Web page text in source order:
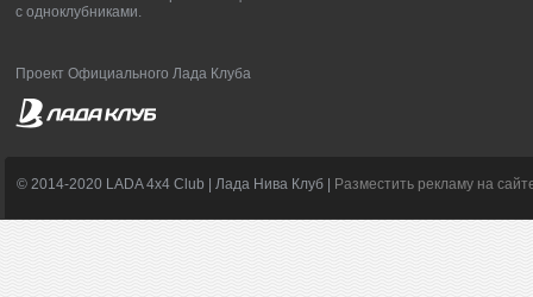
с одноклубниками.
Проект Официального Лада Клуба
© 2014-2020 LADA 4x4 Club | Лада Нива Клуб | Разместить рекламу на